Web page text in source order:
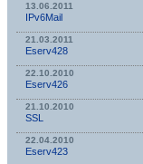
13.06.2011
IPv6Mail
21.03.2011
Eserv428
22.10.2010
Eserv426
21.10.2010
SSL
22.04.2010
Eserv423